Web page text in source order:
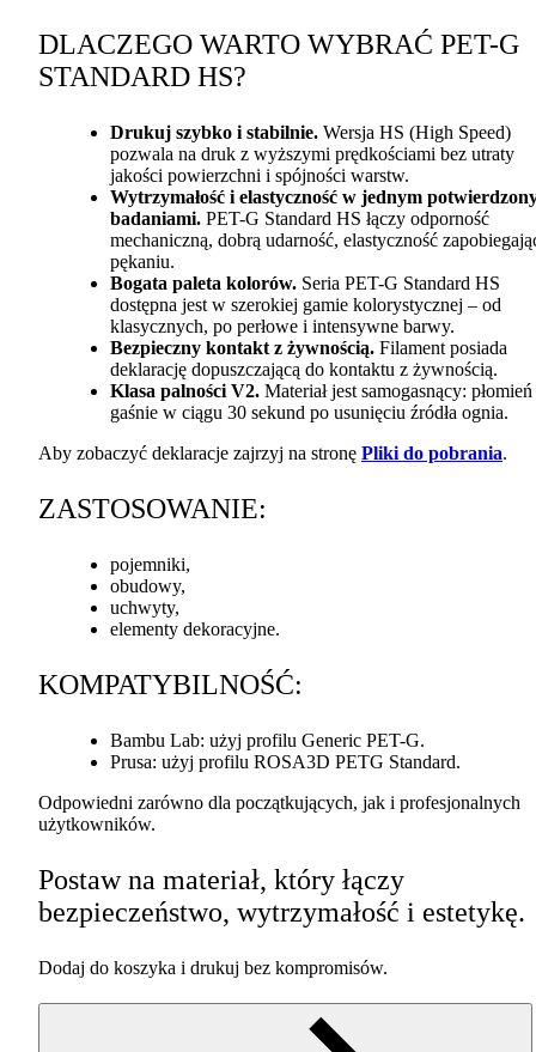
DLACZEGO WARTO WYBRAĆ PET-G
STANDARD HS?
Drukuj szybko i stabilnie. Wersja HS (High Speed)
pozwala na druk z wyższymi prędkościami bez utraty
jakości powierzchni i spójności warstw.
Wytrzymałość i elastyczność w jednym
badaniami. PET-G Standard HS łączy odporność
mechaniczną, dobrą udarność, elastyczność
pękaniu.
Bogata paleta kolorów. Seria PET-G Standard HS
dostępna jest w szerokiej gamie kolorystycznej – od
klasycznych, po perłowe i intensywne barwy.
Bezpieczny kontakt z żywnością. Filament posiada
deklarację dopuszczającą do kontaktu z żywnością.
Klasa palności V2. Materiał jest samogasnący: płomień
gaśnie w ciągu 30 sekund po usunięciu źródła ognia.
Aby zobaczyć deklaracje zajrzyj na stronę Pliki do pobrania.
ZASTOSOWANIE:
pojemniki,
obudowy,
uchwyty,
elementy dekoracyjne.
KOMPATYBILNOŚĆ:
Bambu Lab: użyj profilu Generic PET-G.
Prusa: użyj profilu ROSA3D PETG Standard.
Odpowiedni zarówno dla początkujących, jak i profesjonalnych
użytkowników.
Postaw na materiał, który łączy
bezpieczeństwo, wytrzymałość i estetykę.
Dodaj do koszyka i drukuj bez kompromisów.